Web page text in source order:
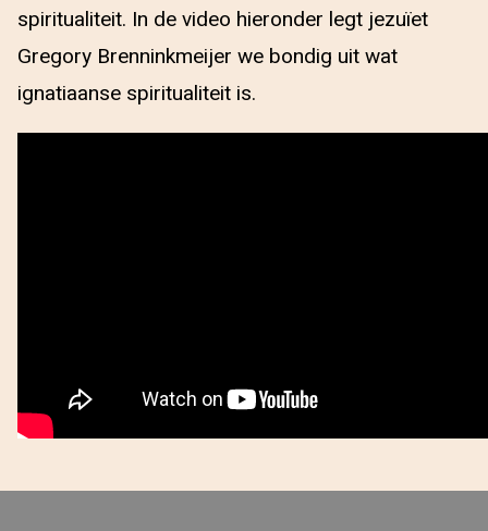
spiritualiteit. In de video hieronder legt jezuïet
Gregory Brenninkmeijer we bondig uit wat
ignatiaanse spiritualiteit is.